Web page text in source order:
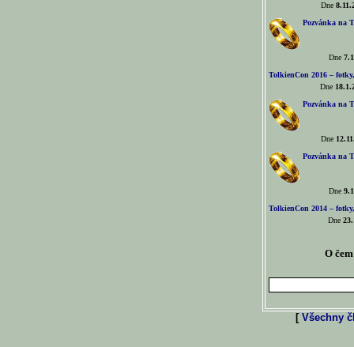
Dne
Pozvánka na
Dne
TolkienCon 2016 –
Dne
Pozvánka na
Dne
Pozvánka na
Dne
TolkienCon 2014 –
Dne
O
[ Všechny